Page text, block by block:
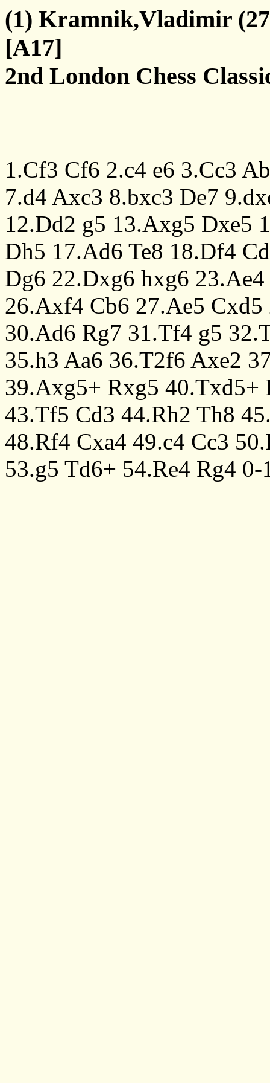
(1) Kramnik,Vladimir
[A17]
2nd London Chess
1.Cf3 Cf6 2.c4 e6 3.Cc3
7.d4 Axc3 8.bxc3 De7
12.Dd2 g5 13.Axg5 Dxe5
Dh5 17.Ad6 Te8 18.Df4
Dg6 22.Dxg6 hxg6 23.Ae4
26.Axf4 Cb6 27.Ae5 Cxd5
30.Ad6 Rg7 31.Tf4 g5
35.h3 Aa6 36.T2f6 Axe2
39.Axg5+ Rxg5 40.Txd5+
43.Tf5 Cd3 44.Rh2 Th8
48.Rf4 Cxa4 49.c4 Cc3
53.g5 Td6+ 54.Re4 Rg4 0-